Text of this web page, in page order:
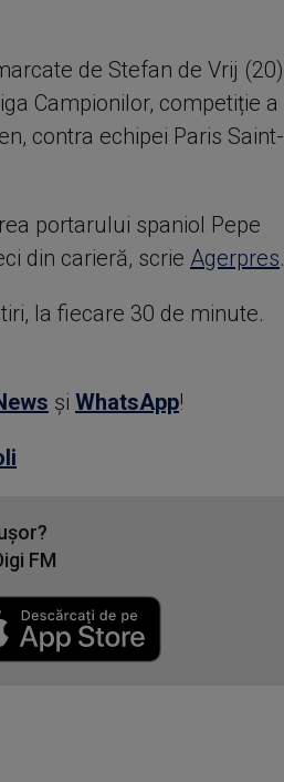
de Stefan de Vrij (20)
Campionilor, competiție a
contra echipei Paris Saint-
portarului spaniol Pepe
din carieră, scrie Agerpres.
la fiecare 30 de minute.
şi WhatsApp!
FM